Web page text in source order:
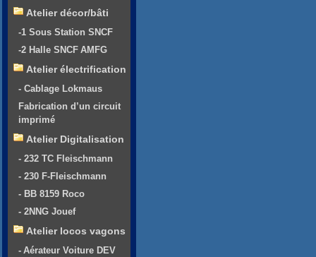
Atelier décor/bâti
-1 Sous Station SNCF
-2 Halle SNCF AMFG
Atelier électrification
- Cablage Lokmaus
Fabrication d’un circuit
imprimé
Atelier Digitalisation
- 232 TC Fleischmann
- 230 F-Fleischmann
- BB 8159 Roco
- 2NNG Jouef
Atelier locos vagons
- Aérateur Voiture DEV